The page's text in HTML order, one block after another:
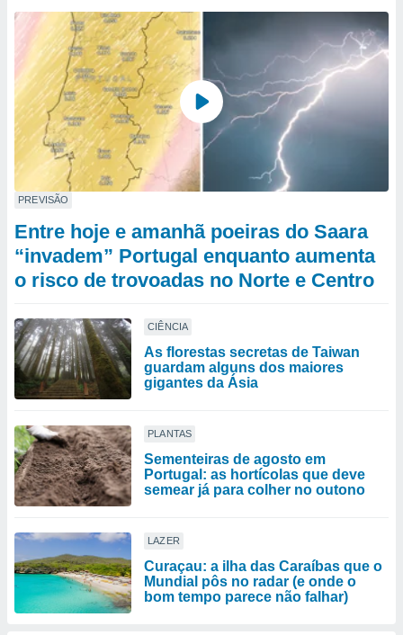
PREVISÃO
Entre hoje e amanhã poeiras do Saara
“invadem” Portugal enquanto aumenta
o risco de trovoadas no Norte e Centro
CIÊNCIA
As florestas secretas de Taiwan
guardam alguns dos maiores
gigantes da Ásia
PLANTAS
Sementeiras de agosto em
Portugal: as hortícolas que deve
semear já para colher no outono
LAZER
Curaçau: a ilha das Caraíbas que o
Mundial pôs no radar (e onde o
bom tempo parece não falhar)